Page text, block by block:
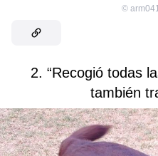
©
2. “Recogió todas
también